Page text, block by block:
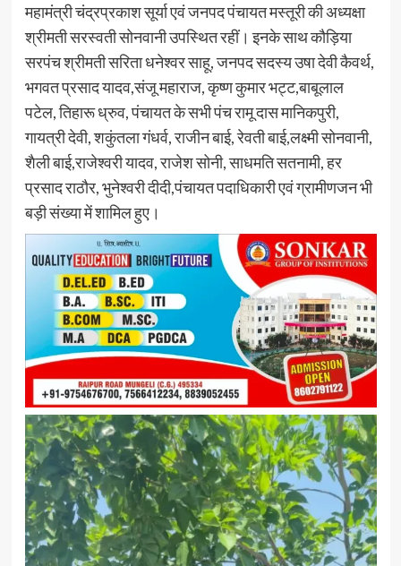
महामंत्री चंद्रप्रकाश सूर्या एवं जनपद पंचायत मस्तूरी की अध्यक्षा
श्रीमती सरस्वती सोनवानी उपस्थित रहीं। इनके साथ कौड़िया
सरपंच श्रीमती सरिता धनेश्वर साहू, जनपद सदस्य उषा देवी कैवर्थ,
भगवत प्रसाद यादव,संजू महाराज, कृष्ण कुमार भट्ट,बाबूलाल
पटेल, तिहारू ध्रुव, पंचायत के सभी पंच रामू दास मानिकपुरी,
गायत्री देवी, शकुंतला गंधर्व, राजीन बाई, रेवती बाई,लक्ष्मी सोनवानी,
शैली बाई,राजेश्वरी यादव, राजेश सोनी, साधमति सतनामी, हर
प्रसाद राठौर, भुनेश्वरी दीदी,पंचायत पदाधिकारी एवं ग्रामीणजन भी
बड़ी संख्या में शामिल हुए।